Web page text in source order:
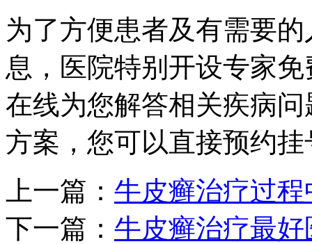
为了方便患者及有需要
息，医院特别开设专家
在线为您解答相关疾病
方案，您可以直接预约挂
上一篇： 牛皮癣治疗过
下一篇： 牛皮癣治疗最